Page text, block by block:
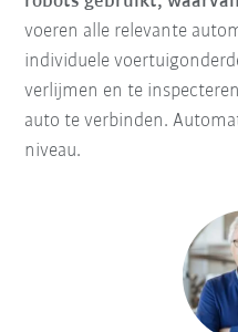
voeren alle relevante
individuele
verlijmen en te
auto te verbinden.
niveau.